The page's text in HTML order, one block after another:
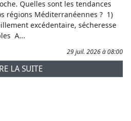
Quelles sont les tendances
régions Méditerranéennes ? 1)
excédentaire, sécheresse
A...
29 juil. 2026 à 08:00
LA SUITE